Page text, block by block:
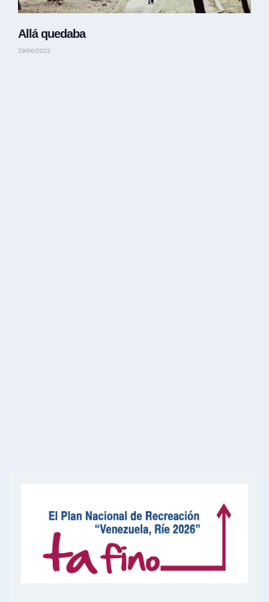
Allá quedaba
29/06/2023